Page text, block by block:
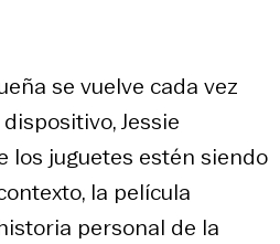
se vuelve cada vez
Jessie
los juguetes estén siendo
la película
personal de la